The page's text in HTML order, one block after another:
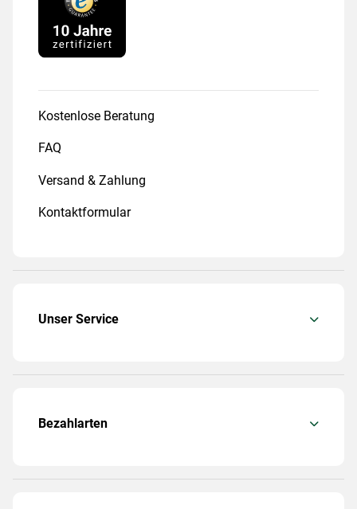
Kostenlose Beratung
FAQ
Versand & Zahlung
Kontaktformular
Unser Service
Bezahlarten